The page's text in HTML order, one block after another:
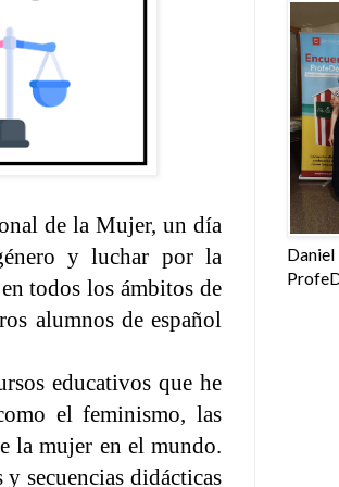
de la Mujer, un día
y luchar por la
todos los ámbitos de
alumnos de español
educativos que he
el feminismo, las
la mujer en el mundo.
ysecuencias didácticas
Daniel